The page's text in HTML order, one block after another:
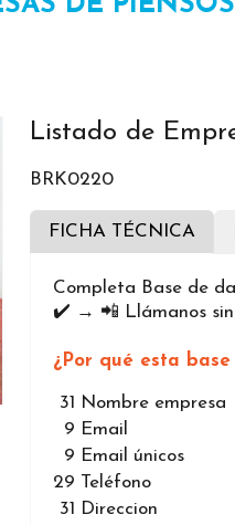
Listado de
BRK0220
FICHA TÉCNICA
Completa Base de
✔️ → 📲 Llámanos sin
¿Por qué esta
31
Nombre empresa
9 Email
9 Email únicos
29 Teléfono
31
Direccion